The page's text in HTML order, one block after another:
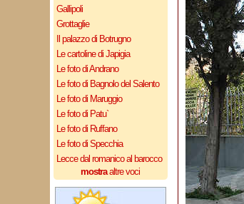
Gallipoli
Grottaglie
Il palazzo di Botrugno
Le cartoline di Japigia
Le foto di Andrano
Le foto di Bagnolo del Salento
Le foto di Maruggio
Le foto di Patu`
Le foto di Ruffano
Le foto di Specchia
Lecce dal romanico al barocco
mostraaltre voci